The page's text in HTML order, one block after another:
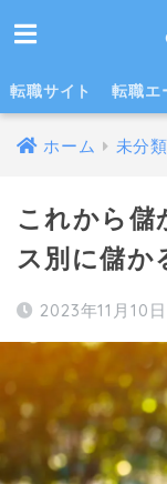
年収アップを考
転職サイト 転職エ
ホーム 未分類
これから儲
ス別に儲か
2023年11月10日